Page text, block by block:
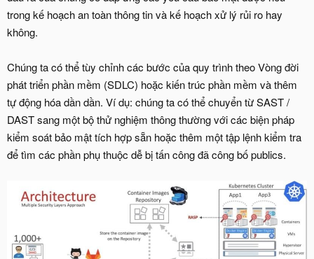
trong kế hoạch an toàn thông tin và kế hoạch xử lý rủi ro hay
không.
Chúng ta có thể tùy chỉnh các bước của quy trình theo Vòng đời
phát triển phần mềm (SDLC) hoặc kiến trúc phần mềm và thêm
tự động hóa dần dần. Ví dụ: chúng ta có thể chuyển từ SAST /
DAST sang một bộ thử nghiệm thông thường với các biện pháp
kiểm soát bảo mật tích hợp sẵn hoặc thêm một tập lệnh kiểm tra
để tìm các phần phụ thuộc dễ bị tấn công đã công bố publics.